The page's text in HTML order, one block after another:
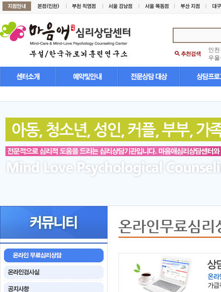
인
우
온라인무료심리